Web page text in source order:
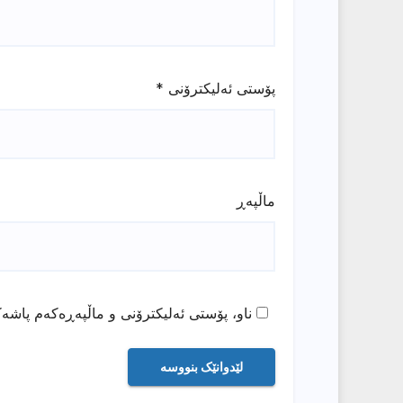
پۆستی ئەلیکترۆنی *
ماڵپه‌ڕ
ناو، پۆستی ئەلیکترۆنی و ماڵپەڕەکەم